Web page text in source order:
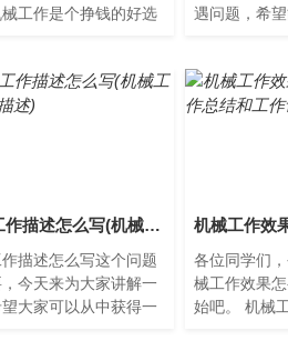
工作是个挣钱的好选
遇问题，希
机...
机械工作描述怎么写(机械工作经历描述)
描述怎么写这个问题
今天来为大家讲解一
大家可以从中获得一
各位同学们
械工作效果
始吧。 机械